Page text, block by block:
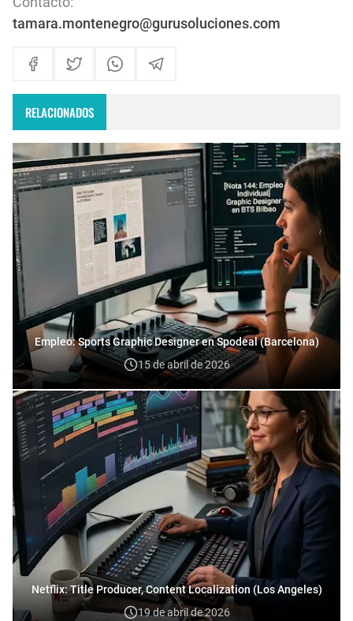
tamara.montenegro@gurusoluciones.com
RELACIONADOS
Empleo: Sports Graphic Designer en Spodeal (Barcelona)
15 de abril de 2026
Netflix: Title Producer, Content Localization (Los Angeles)
19 de abril de 2026